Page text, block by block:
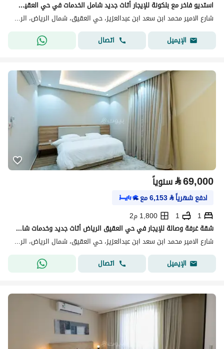
استديو فاخر مع بلكونة للإيجار أثاث جديد شامل الخدمات في حي العقيق بالرياض
شارع الامير محمد ابن سعد ابن عبدالعزيز، حي العقيق، شمال الرياض، الرياض
الإيميل
اتصال
⃁69,000 سنوياً
ادفع شهرياً⃁
6,153مع
1
1
1,800 م2
شقة غرفة وصالة للإيجار في حي العقيق الرياض أثاث جديد وخدمات شاملة في موقع مميز
شارع الامير محمد ابن سعد ابن عبدالعزيز، حي العقيق، شمال الرياض، الرياض
الإيميل
اتصال